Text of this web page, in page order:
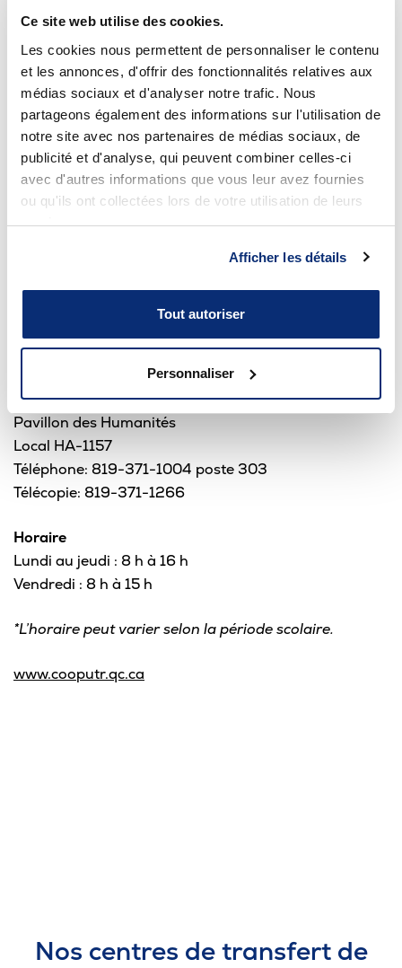
Ce site web utilise des cookies.
Les cookies nous permettent de personnaliser le contenu
et les annonces, d'offrir des fonctionnalités relatives aux
médias sociaux et d'analyser notre trafic. Nous
partageons également des informations sur l'utilisation de
notre site avec nos partenaires de médias sociaux, de
publicité et d'analyse, qui peuvent combiner celles-ci
avec d'autres informations que vous leur avez fournies
ou qu'ils ont collectées lors de votre utilisation de leurs
services.
Afficher les détails
Tout autoriser
Personnaliser
Pas besoin d’être membre pour acheter à la coop!
Une coopérative qui s’implique activement au cégep
Emplois étudiants
Commandites d’évènements
Organisation d’activités de promotion
(lancements, colloques, conférences, etc.)
Organisation d’activités d’éducation coopérative
C’est près de ¾ de million de dollars retournés
immédiatement dans le milieu.
Passe nous voir!
Librairie
Pavillon des Humanités
Local HA-1157
Téléphone: 819-371-1004 poste 303
Télécopie: 819-371-1266
Horaire
Lundi au jeudi : 8 h à 16 h
Vendredi : 8 h à 15 h
*L’horaire peut varier selon la période scolaire.
www.cooputr.qc.ca
Nos centres de transfert de